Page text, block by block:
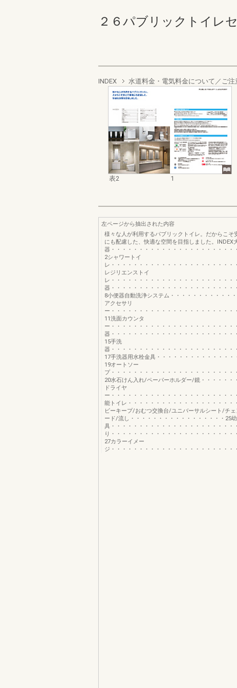
２６パブリックトイレ
INDEX 水道料金・電気料金について／ご
表2 1
左ページから抽出された内容
様々な人が利用するパブリックトイレ。だからこそ
にも配慮した、快適な空間を目指しました。INDEX
器・・・・・・・・・・・・・・・・・・・・・・
2シャワートイ
レ・・・・・・・・・・・・・・・・・・・・・・
レジリエンストイ
レ・・・・・・・・・・・・・・・・・・・・・・
器・・・・・・・・・・・・・・・・・・・・・・
8小便器自動洗浄システム・・・・・・・・・・・
アクセサリ
ー・・・・・・・・・・・・・・・・・・・・・・
11洗面カウンタ
ー・・・・・・・・・・・・・・・・・・・・・・
器・・・・・・・・・・・・・・・・・・・・・・
15手洗
器・・・・・・・・・・・・・・・・・・・・・・
17手洗器用水栓金具・・・・・・・・・・・・・・
19オートソー
プ・・・・・・・・・・・・・・・・・・・・・・
20水石けん入れ/ペーパーホルダー/鏡・・・・・・
ドライヤ
ー・・・・・・・・・・・・・・・・・・・・・・
能トイレ・・・・・・・・・・・・・・・・・・・
ビーキープ/おむつ交換台/ユニバーサルシート/チ
ード/流し・・・・・・・・・・・・・・・・・25
具・・・・・・・・・・・・・・・・・・・・・・
り・・・・・・・・・・・・・・・・・・・・・・
27カラーイメー
ジ・・・・・・・・・・・・・・・・・・・・・・